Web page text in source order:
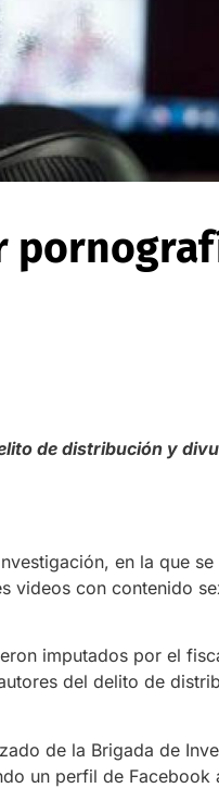
de distribución y
en la que se
videos con contenido
imputados por el
del delito de
de la Brigada de
un perfil de Facebook